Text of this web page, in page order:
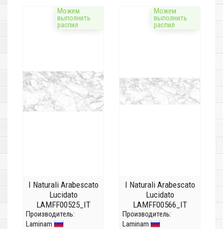
Можем
выполнить
распил
I Naturali Arabescato
Lucidato
LAMFF00525_IT
(Толщина 12 мм)
Производитель:
Laminam
Можем
выполнить
распил
I Naturali Arabescato
Lucidato
LAMFF00566_IT
(Толщина 5,6мм)
Производитель:
Laminam